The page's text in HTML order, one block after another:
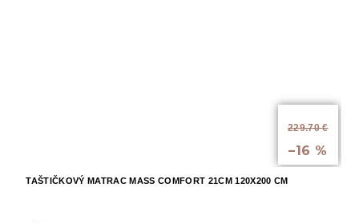
229.70 €
–16 %
TAŠTIČKOVÝ MATRAC MASS COMFORT 21CM 120X200 CM